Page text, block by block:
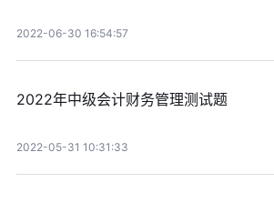
2022-06-30 16:54:57
2022年中级会计财务管理测试题
2022-05-31 10:31:33